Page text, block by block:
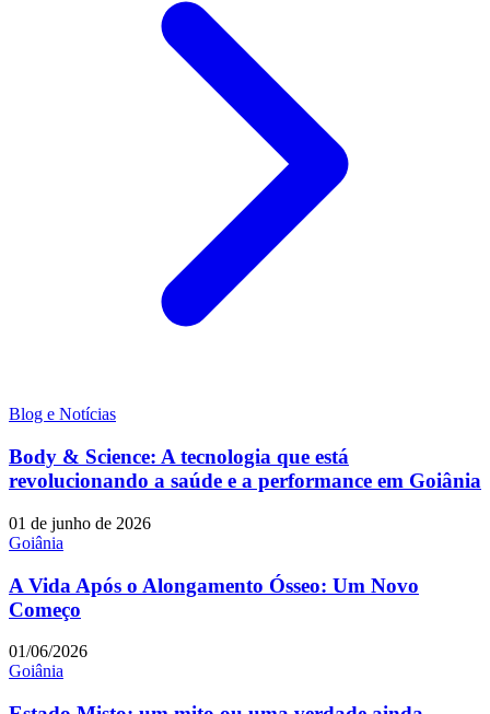
Blog e Notícias
Body & Science: A tecnologia que está
revolucionando a saúde e a performance em Goiânia
01 de junho de 2026
Goiânia
A Vida Após o Alongamento Ósseo: Um Novo
Começo
01/06/2026
Goiânia